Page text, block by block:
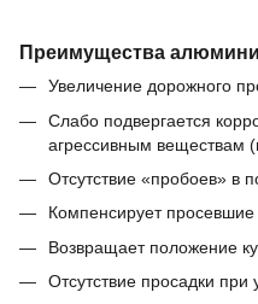
Преимущества
Увеличение дорожного
Слабо подвергается
агрессивным веществам
Отсутствие «пробоев» в
Компенсирует
Возвращает положение
Отсутствие просадки при